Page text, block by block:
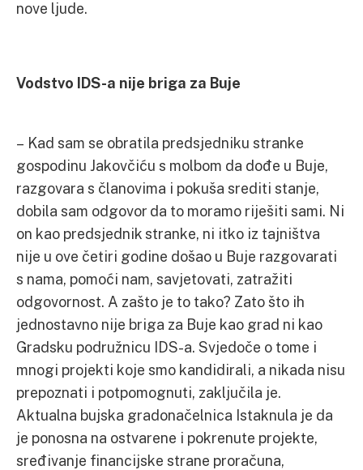
nove ljude.
Vodstvo IDS-a nije briga za Buje
– Kad sam se obratila predsjedniku stranke
gospodinu Jakovčiću s molbom da dođe u Buje,
razgovara s članovima i pokuša srediti stanje,
dobila sam odgovor da to moramo riješiti sami. Ni
on kao predsjednik stranke, ni itko iz tajništva
nije u ove četiri godine došao u Buje razgovarati
s nama, pomoći nam, savjetovati, zatražiti
odgovornost. A zašto je to tako? Zato što ih
jednostavno nije briga za Buje kao grad ni kao
Gradsku podružnicu IDS-a. Svjedoče o tome i
mnogi projekti koje smo kandidirali, a nikada nisu
prepoznati i potpomognuti, zaključila je.
Aktualna bujska gradonačelnica Istaknula je da
je ponosna na ostvarene i pokrenute projekte,
sređivanje financijske strane proračuna,